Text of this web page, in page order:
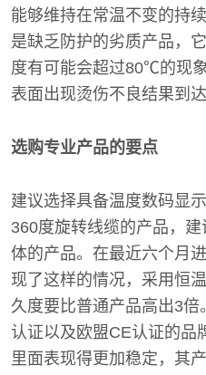
能够维持在常温不变的持
是缺乏防护的劣质产品，
度有可能会超过80℃的现
表面出现烫伤不良结果到达
选购专业产品的要点
建议选择具备温度数码显
360度旋转线缆的产品，
体的产品。在最近六个月
现了这样的情况，采用恒
久度要比普通产品高出3
认证以及欧盟CE认证的品
里面表现得更加稳定，其